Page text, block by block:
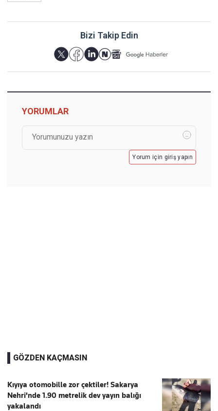
Bizi Takip Edin
YORUMLAR
Yorum için giriş yapın
GÖZDEN KAÇMASIN
Kıyıya otomobille zor çektiler! Sakarya
Nehri'nde 1.90 metrelik dev yayın balığı
yakalandı